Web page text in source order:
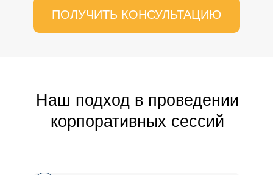
ПОЛУЧИТЬ КОНСУЛЬТАЦИЮ
Наш подход в проведении
корпоративных сессий